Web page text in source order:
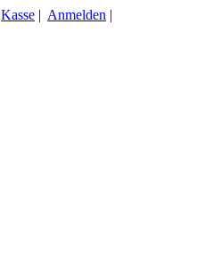
Kasse | Anmelden |